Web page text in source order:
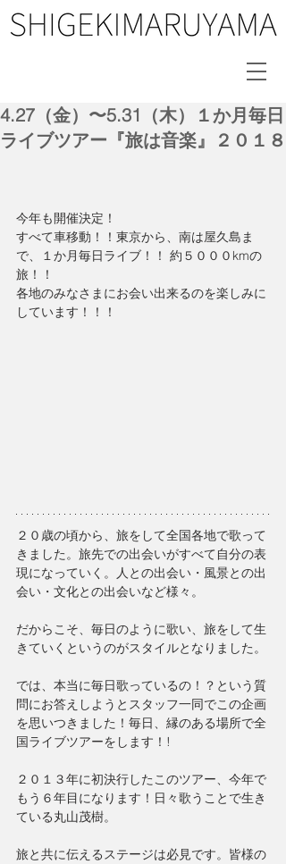
4.27（金）〜5.31（木）１か月毎日
ライブツアー『旅は音楽』２０１８
今年も開催決定！
すべて車移動！！東京から、南は屋久島ま
で、１か月毎日ライブ！！ 約５０００kmの
旅！！
各地のみなさまにお会い出来るのを楽しみに
しています！！！
２０歳の頃から、旅をして全国各地で歌って
きました。旅先での出会いがすべて自分の表
現になっていく。人との出会い・風景との出
会い・文化との出会いなど様々。
だからこそ、毎日のように歌い、旅をして生
きていくというのがスタイルとなりました。
では、本当に毎日歌っているの！？という質
問にお答えしようとスタッフ一同でこの企画
を思いつきました！毎日、縁のある場所で全
国ライブツアーをします！!
２０１３年に初決行したこのツアー、今年で
もう６年目になります！日々歌うことで生き
ている丸山茂樹。
旅と共に伝えるステージは必見です。皆様の